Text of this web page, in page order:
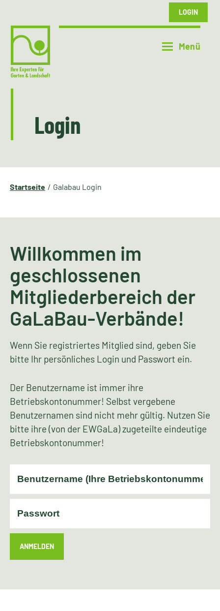
LOGIN
Login
Startseite Galabau Login
Willkommen im
geschlossenen
Mitgliederbereich der
GaLaBau-Verbände!
Wenn Sie registriertes Mitglied sind, geben Sie
bitte Ihr persönliches Login und Passwort ein.
Der Benutzername ist immer ihre
Betriebskontonummer! Selbst vergebene
Benutzernamen sind nicht mehr gültig. Nutzen Sie
bitte ihre (von der EWGaLa) zugeteilte eindeutige
Betriebskontonummer!
ANMELDEN